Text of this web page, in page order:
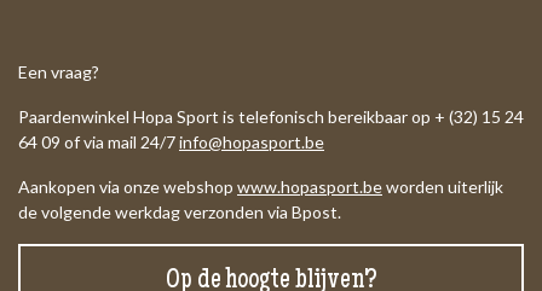
Een vraag?
Paardenwinkel Hopa Sport is telefonisch bereikbaar op + (32) 15 24
64 09 of via mail 24/7info@hopasport.be
Aankopen via onze webshop www.hopasport.beworden uiterlijk
de volgende werkdag verzonden via Bpost.
Op de hoogte blijven?